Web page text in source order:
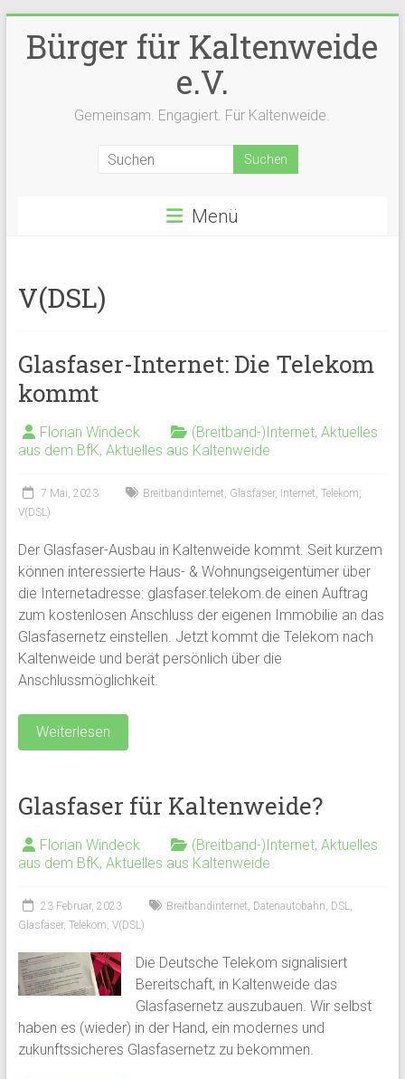
Inhalt
springen
Bürger für Kaltenweide
e.V.
Gemeinsam. Engagiert. Für Kaltenweide.
Menü
V(DSL)
Glasfaser-Internet: Die Telekom
kommt
Florian Windeck (Breitband-)Internet, Aktuelles
aus dem BfK, Aktuelles aus Kaltenweide
7 Mai, 2023 Breitbandinternet, Glasfaser, Internet, Telekom,
V(DSL)
Der Glasfaser-Ausbau in Kaltenweide kommt. Seit kurzem
können interessierte Haus- & Wohnungseigentümer über
die Internetadresse: glasfaser.telekom.de einen Auftrag
zum kostenlosen Anschluss der eigenen Immobilie an das
Glasfasernetz einstellen. Jetzt kommt die Telekom nach
Kaltenweide und berät persönlich über die
Anschlussmöglichkeit.
Weiterlesen
Glasfaser für Kaltenweide?
Florian Windeck (Breitband-)Internet, Aktuelles
aus dem BfK, Aktuelles aus Kaltenweide
23 Februar, 2023 Breitbandinternet, Datenautobahn, DSL,
Glasfaser, Telekom, V(DSL)
Die Deutsche Telekom signalisiert
Bereitschaft, in Kaltenweide das
Glasfasernetz auszubauen. Wir selbst
haben es (wieder) in der Hand, ein modernes und
zukunftssicheres Glasfasernetz zu bekommen.